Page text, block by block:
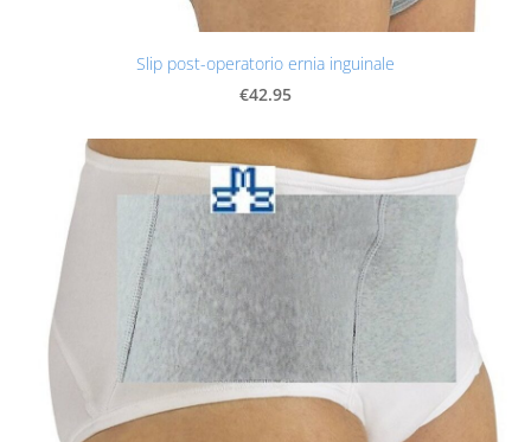
Slip post-operatorio ernia inguinale
€42.95